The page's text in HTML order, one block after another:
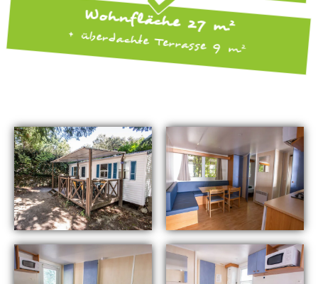
Wohnfläche 27 m²
+ überdachte Terrasse 9 m²